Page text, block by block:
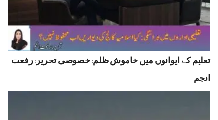
تعلیم کے ایوانوں میں خاموش ظلم: خصوصی تحریر: رفعت
انجم